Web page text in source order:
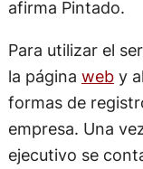
afirma Pintado.
Para utilizar el
la página weby
formas de
empresa. Una
ejecutivo se